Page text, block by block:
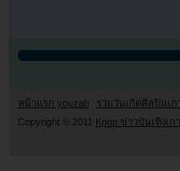
หน้าแรก youzab รวมวันเกิดศิลปินเก
Copyright © 2011 Kpop ข่าวบันเทิงเ